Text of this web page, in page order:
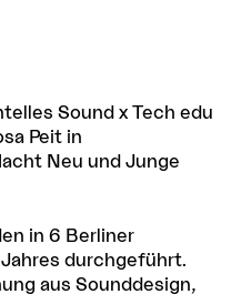
Sound x Tech edu
Peit in
Neu und Junge
in 6 Berliner
durchgeführt.
aus Sounddesign,